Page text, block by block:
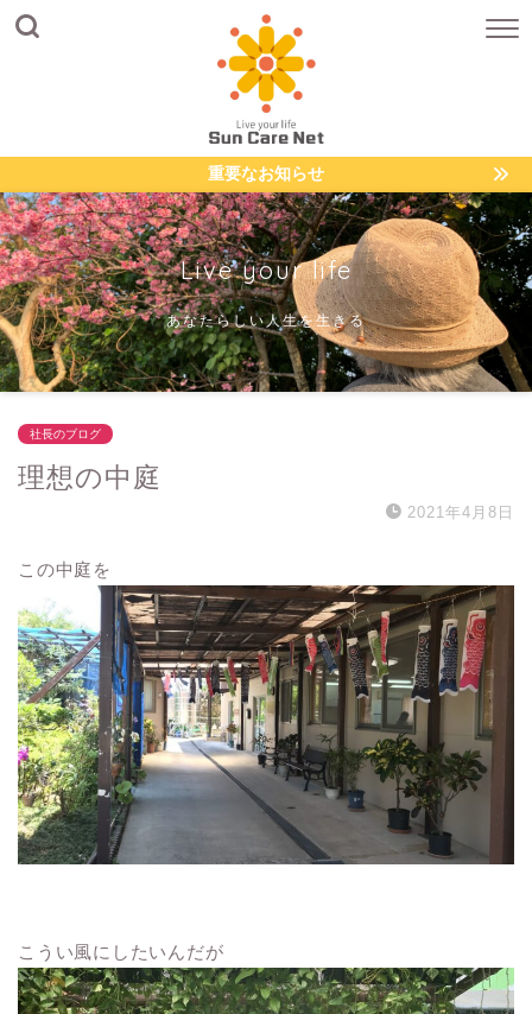
重要なお知らせ
Live your life
あなたらしい人生を生きる
社長のブログ
理想の中庭
2021年4月8日
この中庭を
こうい風にしたいんだが